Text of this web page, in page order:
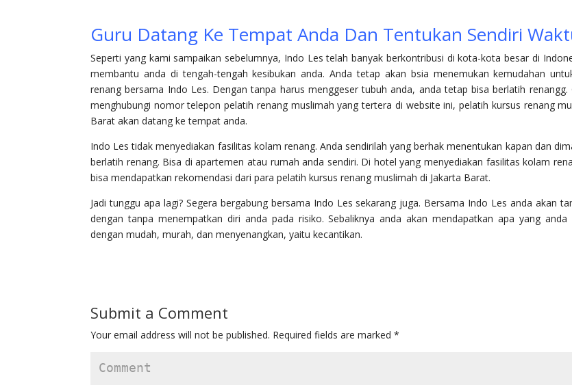
Guru Datang Ke Tempat Anda Dan Tentukan Sendiri
Seperti yang kami sampaikan sebelumnya, Indo Les telah banyak berkontribusi di kota-kota besar di
membantu anda di tengah-tengah kesibukan anda. Anda tetap akan bsia menemukan kemudahan
renang bersama Indo Les. Dengan tanpa harus menggeser tubuh anda, anda tetap bisa berlatih renangg.
menghubungi nomor telepon pelatih renang muslimah yang tertera di website ini, pelatih kursus renang
Barat akan datang ke tempat anda.
Indo Les tidak menyediakan fasilitas kolam renang. Anda sendirilah yang berhak menentukan kapan dan
berlatih renang. Bisa di apartemen atau rumah anda sendiri. Di hotel yang menyediakan fasilitas kolam
bisa mendapatkan rekomendasi dari para pelatih kursus renang muslimah di Jakarta Barat.
Jadi tunggu apa lagi? Segera bergabung bersama Indo Les sekarang juga. Bersama Indo Les anda akan
dengan tanpa menempatkan diri anda pada risiko. Sebaliknya anda akan mendapatkan apa yang anda
dengan mudah, murah, dan menyenangkan, yaitu kecantikan.
Submit a Comment
Your email address will not be published. Required fields are marked *